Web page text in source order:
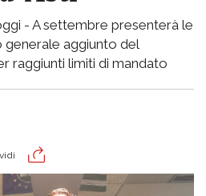
- A settembre presenterà le
generale aggiunto del
raggiunti limiti di mandato